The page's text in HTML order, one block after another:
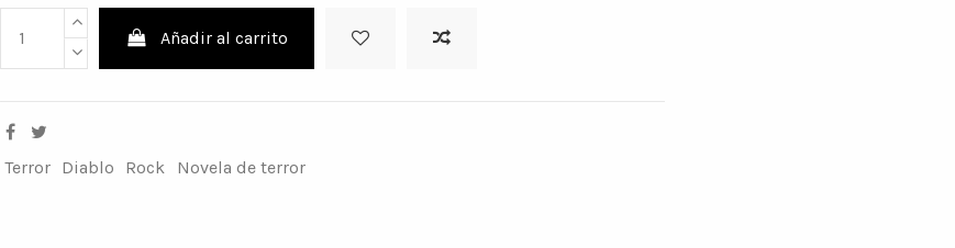
Añadir al carrito
Terror Diablo Rock Novela de terror